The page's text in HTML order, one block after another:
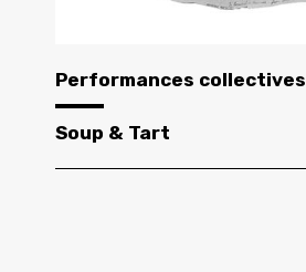
Performances collectives
Soup & Tart